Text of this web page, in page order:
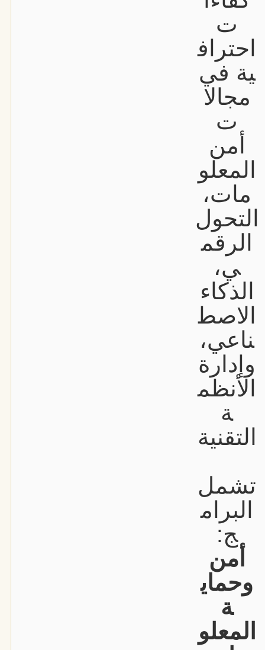
ت
احتراف
ية في
مجالا
ت
أمن
المعلو
مات،
التحول
الرقم
ي،
الذكاء
الاصط
ناعي،
وإدارة
الأنظم
ة
التقنية
تشمل
البرام
ج:
أمن
وحماي
ة
المعلو